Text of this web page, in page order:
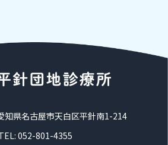
県名古屋市天白区平針南1-214
052-801-4355